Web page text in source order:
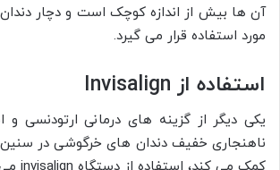
آن ها بیش از اندازه کوچک است و دچار
مورد استفاده قرار می گیرد.
استفاده از Invisalign
یکی دیگر از گزینه های درمانی ارتودنسی و
ناهنجاری خفیف دندان های خرگوشی در سنین